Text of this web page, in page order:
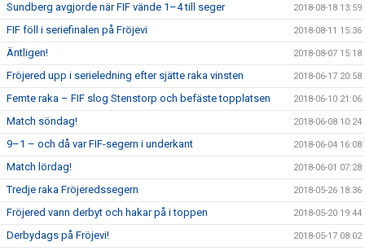
Sundberg avgjorde när FIF vände 1–4 till seger 2018-08-18 13:59
FIF föll i seriefinalen på Fröjevi 2018-08-11 15:36
Äntligen! 2018-08-07 15:18
Fröjered upp i serieledning efter sjätte raka vinsten 2018-06-17 20:58
Femte raka – FIF slog Stenstorp och befäste topplatsen 2018-06-10 21:06
Match söndag! 2018-06-08 10:24
9–1 – och då var FIF-segern i underkant 2018-06-04 16:08
Match lördag! 2018-06-01 07:28
Tredje raka Fröjeredssegern 2018-05-26 18:36
Fröjered vann derbyt och hakar på i toppen 2018-05-20 19:44
Derbydags på Fröjevi! 2018-05-17 08:02